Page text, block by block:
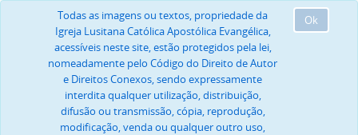
Ok
Todas as imagens ou textos, propriedade da
Igreja Lusitana Católica Apostólica Evangélica,
acessíveis neste site, estão protegidos pela lei,
nomeadamente pelo Código do Direito de Autor
e Direitos Conexos, sendo expressamente
interdita qualquer utilização, distribuição,
difusão ou transmissão, cópia, reprodução,
modificação, venda ou qualquer outro uso,